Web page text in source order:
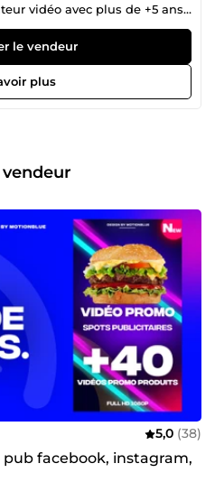
vidéo avec plus de +5 ans
vidéo. Mes logiciels au
Pro, Cinéma 4D,
Hâte de travailler avec vous !!
le vendeur
plus
5,0 (38)
facebook, instagram,